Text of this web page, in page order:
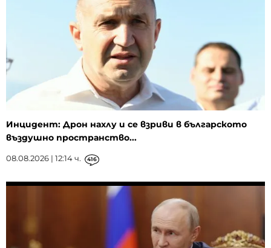
Инцидент: Дрон нахлу и се взриви в българското
въздушно пространство...
08.08.2026 | 12:14 ч. 416